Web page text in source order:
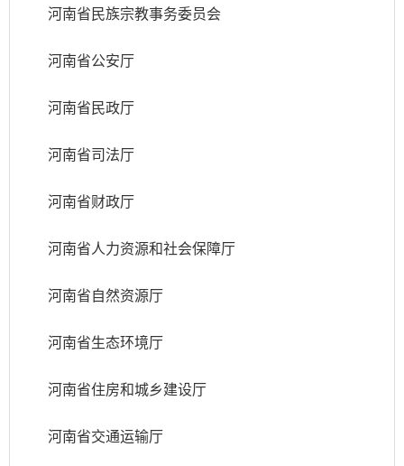
河南省民族宗教事务委员会
河南省公安厅
河南省民政厅
河南省司法厅
河南省财政厅
河南省人力资源和社会保障厅
河南省自然资源厅
河南省生态环境厅
河南省住房和城乡建设厅
河南省交通运输厅